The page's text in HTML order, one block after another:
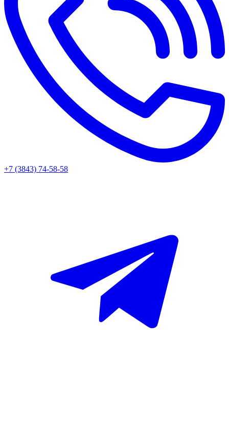
+7 (3843) 74-58-58